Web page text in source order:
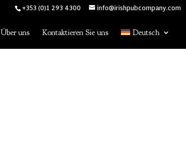
+353 (0)1 293 4300 info@irishpubcompany.com
Über uns Kontaktieren Sie uns Deutsch